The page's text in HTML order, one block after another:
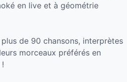
en live et à géométrie
de 90 chansons, interprètes
morceaux préférés en